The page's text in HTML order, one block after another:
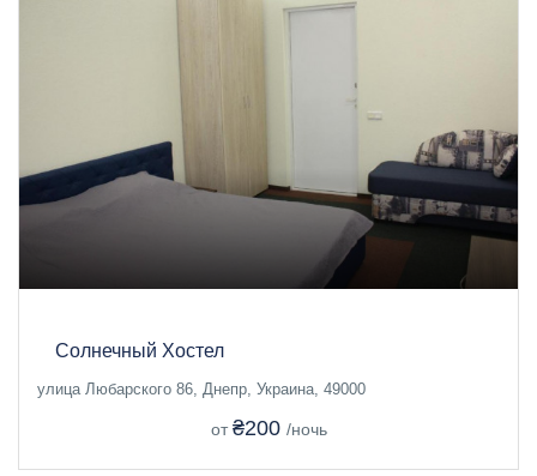
Солнечный Хостел
улица Любарского 86, Днепр, Украина, 49000
от ₴200 /ночь